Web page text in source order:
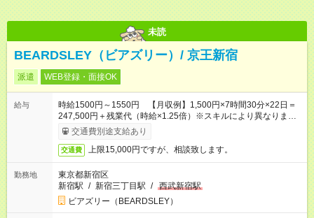
未読
BEARDSLEY（ビアズリー）/ 京王新宿
派遣 WEB登録・面接OK
給与
時給1500円～1550円 【月収例】1,500円×7時間30分×22日＝
247,500円＋残業代（時給×1.25倍）※スキルにより異なりま
す。交通費別途支給あり
交通費 上限15,000円ですが、相談致します。
勤務地
東京都新宿区
新宿駅 / 新宿三丁目駅 / 西武新宿駅
ビアズリー（BEARDSLEY）